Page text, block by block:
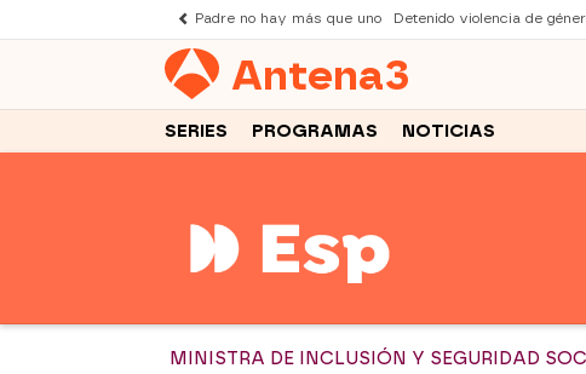
Padre no hay más que uno Detenido violencia de
Antena3
SERIES PROGRAMAS NOTICIAS
MINISTRA DE INCLUSIÓN Y SEGURIDAD